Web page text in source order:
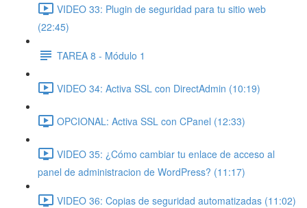
VIDEO 33: Plugin de seguridad para tu sitio web
(22:45)
TAREA 8 - Módulo 1
VIDEO 34: Activa SSL con DirectAdmin (10:19)
OPCIONAL: Activa SSL con CPanel (12:33)
VIDEO 35: ¿Cómo cambiar tu enlace de acceso al
panel de administracion de WordPress? (11:17)
VIDEO 36: Copias de seguridad automatizadas (11:02)